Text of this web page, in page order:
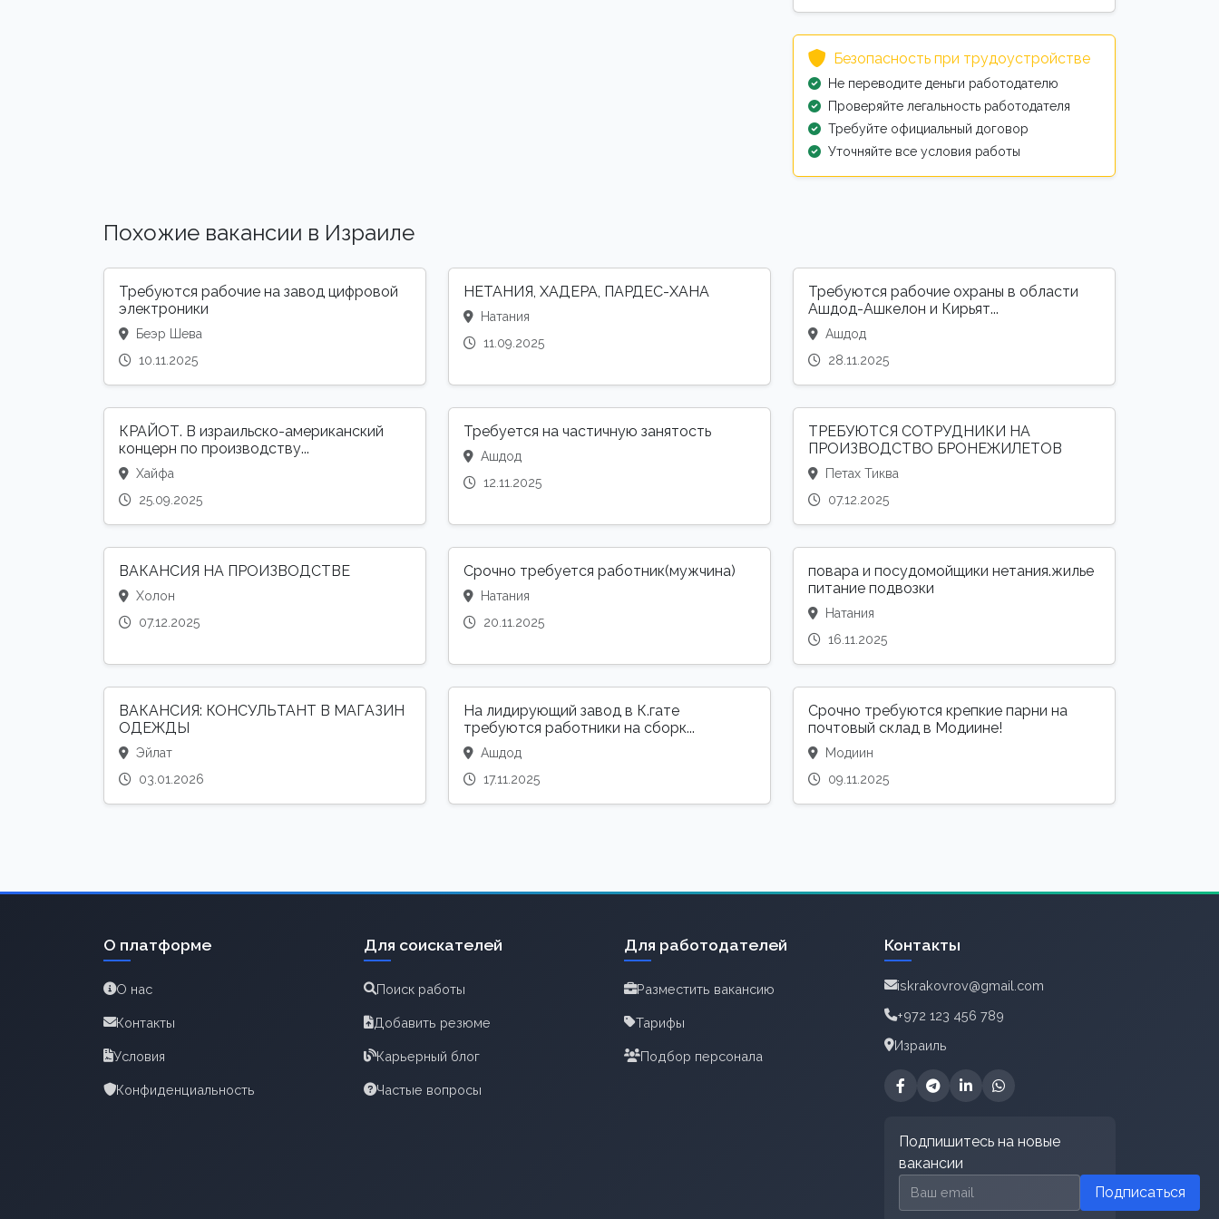
Безопасность при трудоустройстве
Не переводите деньги работодателю
Проверяйте легальность работодателя
Требуйте официальный договор
Уточняйте все условия работы
Похожие вакансии в Израиле
Требуются рабочие на завод цифровой
электроники
Беэр Шева
10.11.2025
НЕТАНИЯ, ХАДЕРА, ПАРДЕС-ХАНА
Натания
11.09.2025
Требуются рабочие охраны в области
Ашдод-Ашкелон и Кирьят...
Ашдод
28.11.2025
КРАЙОТ. В израильско-американский
концерн по производству...
Хайфа
25.09.2025
Требуется на частичную занятость
Ашдод
12.11.2025
ТРЕБУЮТСЯ СОТРУДНИКИ НА
ПРОИЗВОДСТВО БРОНЕЖИЛЕТОВ
Петах Тиква
07.12.2025
ВАКАНСИЯ НА ПРОИЗВОДСТВЕ
Холон
07.12.2025
Срочно требуется работник(мужчина)
Натания
20.11.2025
повара и посудомойщики нетания.жилье
питание подвозки
Натания
16.11.2025
ВАКАНСИЯ: КОНСУЛЬТАНТ В МАГАЗИН
ОДЕЖДЫ
Эйлат
03.01.2026
На лидирующий завод в К.гате
требуются работники на сборк...
Ашдод
17.11.2025
Срочно требуются крепкие парни на
почтовый склад в Модиине!
Модиин
09.11.2025
О платформе
О нас
Контакты
Условия
Конфиденциальность
Для соискателей
Поиск работы
Добавить резюме
Карьерный блог
Частые вопросы
Для работодателей
Разместить вакансию
Тарифы
Подбор персонала
Контакты
iskrakovrov@gmail.com
+972 123 456 789
Израиль
Подпишитесь на новые
вакансии
Email для подписки
Подписаться